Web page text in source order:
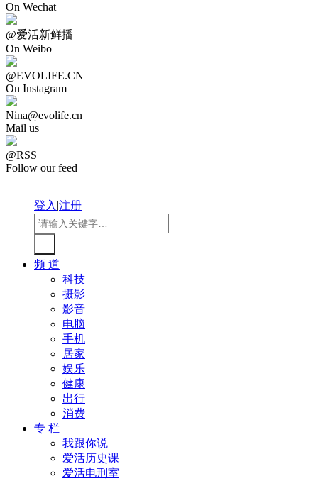
On Wechat
@爱活新鲜播
On Weibo
@EVOLIFE.CN
On Instagram
Nina@evolife.cn
Mail us
@RSS
Follow our feed
登入|注册
频 道
科技
摄影
影音
电脑
手机
居家
娱乐
健康
出行
消费
专 栏
我跟你说
爱活历史课
爱活电刑室